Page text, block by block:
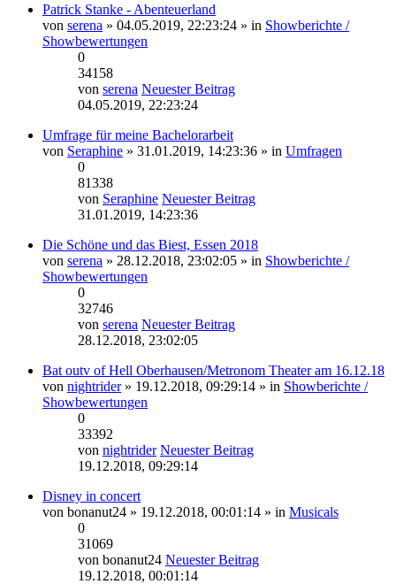
Patrick Stanke - Abenteuerland
von serena » 04.05.2019, 22:23:24 » in Showberichte /
Showbewertungen
0
34158
von serena Neuester Beitrag
04.05.2019, 22:23:24
Umfrage für meine Bachelorarbeit
von Seraphine » 31.01.2019, 14:23:36 » in Umfragen
0
81338
von Seraphine Neuester Beitrag
31.01.2019, 14:23:36
Die Schöne und das Biest, Essen 2018
von serena » 28.12.2018, 23:02:05 » in Showberichte /
Showbewertungen
0
32746
von serena Neuester Beitrag
28.12.2018, 23:02:05
Bat outv of Hell Oberhausen/Metronom Theater am 16.12.18
von nightrider» 19.12.2018, 09:29:14 » in Showberichte /
Showbewertungen
0
33392
von nightrider Neuester Beitrag
19.12.2018, 09:29:14
Disney in concert
von bonanut24 » 19.12.2018, 00:01:14 » in Musicals
0
31069
von bonanut24 Neuester Beitrag
19.12.2018, 00:01:14